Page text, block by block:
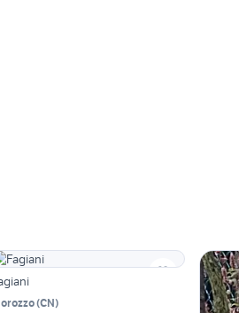
(CN)